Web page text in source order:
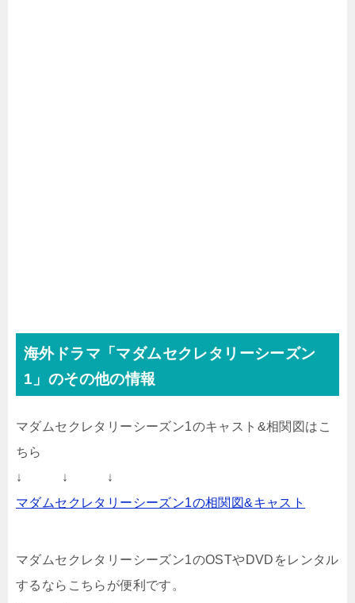
海外ドラマ「マダムセクレタリーシーズン
1」のその他の情報
マダムセクレタリーシーズン1のキャスト&相関図はこ
ちら
↓ ↓ ↓
マダムセクレタリーシーズン1の相関図&キャスト
マダムセクレタリーシーズン1のOSTやDVDをレンタル
するならこちらが便利です。